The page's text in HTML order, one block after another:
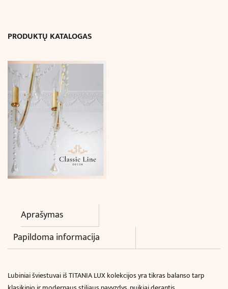
cm)
PRODUKTŲ KATALOGAS
Aprašymas
Papildoma informacija
Lubiniai šviestuvai iš TITANIA LUX kolekcijos yra tikras balanso tarp